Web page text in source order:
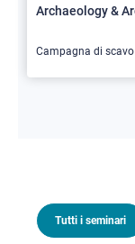
Archaeology &
Campagna di
Tutti i seminari